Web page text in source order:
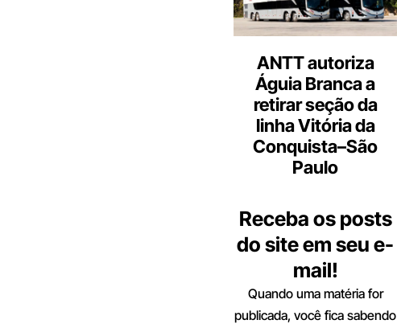
ANTT autoriza
Águia Branca a
retirar seção da
linha Vitória da
Conquista–São
Paulo
Receba os posts
do site em seu e-
mail!
Quando uma matéria for
publicada, você fica sabendo